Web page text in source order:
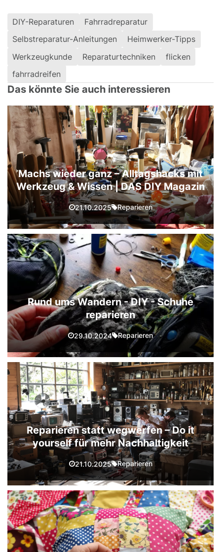
DIY-Reparaturen
Fahrradreparatur
Selbstreparatur-Anleitungen
Heimwerker-Tipps
Werkzeugkunde
Reparaturtechniken
flicken
fahrradreifen
Das könnte Sie auch interessieren
Machs wieder ganz – Alltagshacks mit
Werkzeug & Wissen | DAS DIY Magazin
21.10.2025 Reparieren
Rund ums Wandern - DIY - Schuhe
reparieren
29.10.2024 Reparieren
Reparieren statt wegwerfen – Do it
yourself für mehr Nachhaltigkeit
21.10.2025 Reparieren